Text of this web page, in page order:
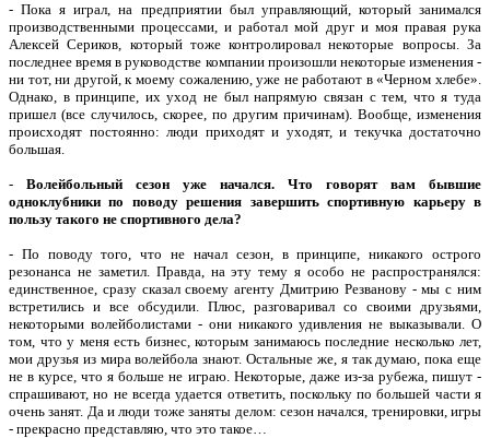
- Пока я играл, на предприятии был управляющий, который занимался
производственными процессами, и работал мой друг и моя правая рука
Алексей Сериков, который тоже контролировал некоторые вопросы. За
последнее время в руководстве компании произошли некоторые изменения -
ни тот, ни другой, к моему сожалению, уже не работают в «Черном хлебе».
Однако, в принципе, их уход не был напрямую связан с тем, что я туда
пришел (все случилось, скорее, по другим причинам). Вообще, изменения
происходят постоянно: люди приходят и уходят, и текучка достаточно
большая.
- Волейбольный сезон уже начался. Что говорят вам бывшие
одноклубники по поводу решения завершить спортивную карьеру в
пользу такого не спортивного дела?
- По поводу того, что не начал сезон, в принципе, никакого острого
резонанса не заметил. Правда, на эту тему я особо не распространялся:
единственное, сразу сказал своему агенту Дмитрию Резванову - мы с ним
встретились и все обсудили. Плюс, разговаривал со своими друзьями,
некоторыми волейболистами - они никакого удивления не выказывали. О
том, что у меня есть бизнес, которым занимаюсь последние несколько лет,
мои друзья из мира волейбола знают. Остальные же, я так думаю, пока еще
не в курсе, что я больше не играю. Некоторые, даже из-за рубежа, пишут -
спрашивают, но не всегда удается ответить, поскольку по большей части я
очень занят. Да и люди тоже заняты делом: сезон начался, тренировки, игры
- прекрасно представляю, что это такое…